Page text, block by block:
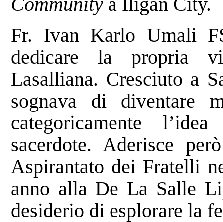
Fr. Ivan Karlo Umali
dedicare la propria
Lasalliana. Cresciuto a
sognava di diventare
categoricamente
sacerdote. Aderisce
Aspirantato dei Fratelli
anno alla De La Salle
desiderio di esplorare la